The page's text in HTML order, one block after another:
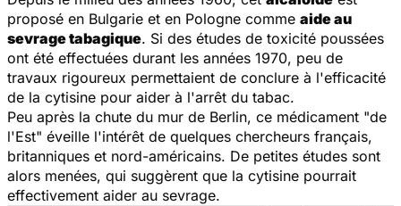
proposé en Bulgarie et en Pologne comme aide au
sevrage tabagique. Si des études de toxicité poussées
ont été effectuées durant les années 1970, peu de
travaux rigoureux permettaient de conclure à l'efficacité
de la cytisine pour aider à l'arrêt du tabac.
Peu après la chute du mur de Berlin, ce médicament "de
l'Est" éveille l'intérêt de quelques chercheurs français,
britanniques et nord-américains. De petites études sont
alors menées, qui suggèrent que la cytisine pourrait
effectivement aider au sevrage.